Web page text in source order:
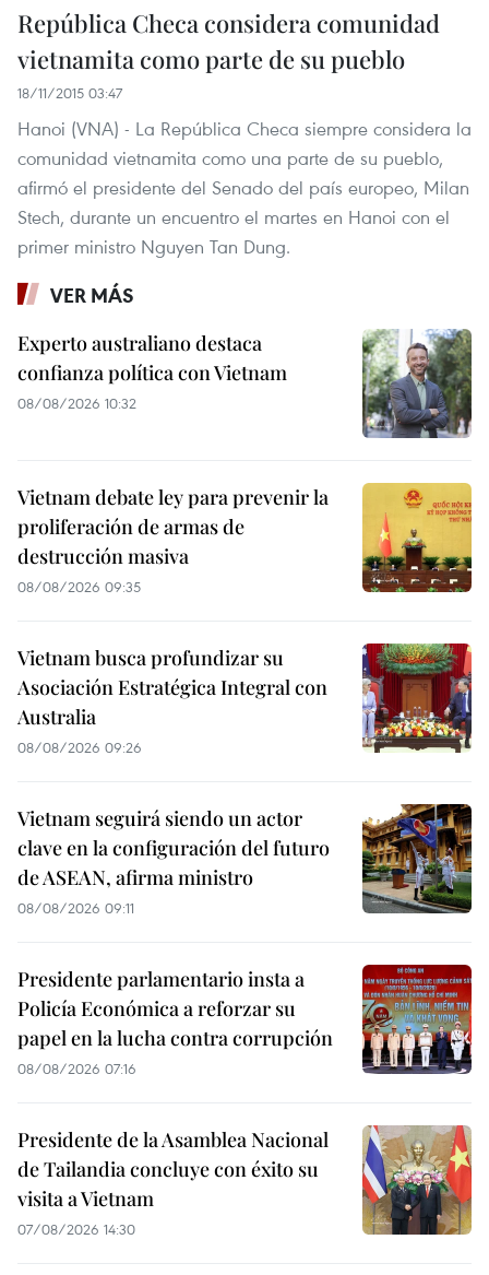
República Checa considera comunidad
vietnamita como parte de su pueblo
18/11/2015 03:47
Hanoi (VNA) - La República Checa siempre considera la
comunidad vietnamita como una parte de su pueblo,
afirmó el presidente del Senado del país europeo, Milan
Stech, durante un encuentro el martes en Hanoi con el
primer ministro Nguyen Tan Dung.
VER MÁS
Experto australiano destaca
confianza política con Vietnam
08/08/2026 10:32
Vietnam debate ley para prevenir la
proliferación de armas de
destrucción masiva
08/08/2026 09:35
Vietnam busca profundizar su
Asociación Estratégica Integral con
Australia
08/08/2026 09:26
Vietnam seguirá siendo un actor
clave en la configuración del futuro
de ASEAN, afirma ministro
08/08/2026 09:11
Presidente parlamentario insta a
Policía Económica a reforzar su
papel en la lucha contra corrupción
08/08/2026 07:16
Presidente de la Asamblea Nacional
de Tailandia concluye con éxito su
visita a Vietnam
07/08/2026 14:30